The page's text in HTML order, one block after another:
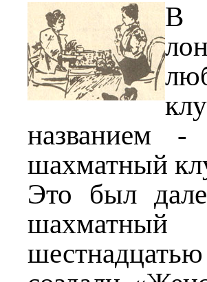
В
названием -
шахматный
Это был